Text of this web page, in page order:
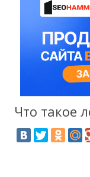
Что такое